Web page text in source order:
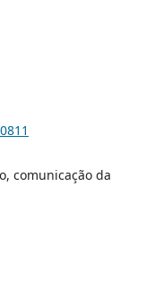
comunicação da